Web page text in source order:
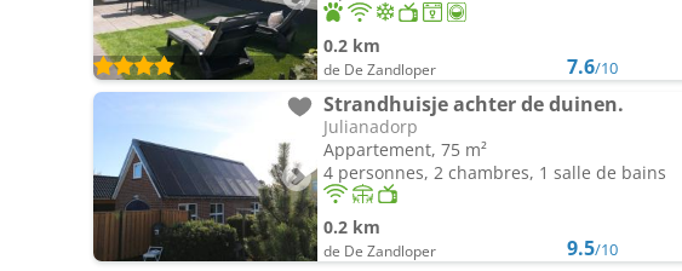
0.2 km
de De Zandloper 7.6/10
Strandhuisje achter de duinen.
Julianadorp
Appartement, 75 m²
4 personnes, 2 chambres, 1 salle de bains
0.2 km
de De Zandloper 9.5/10